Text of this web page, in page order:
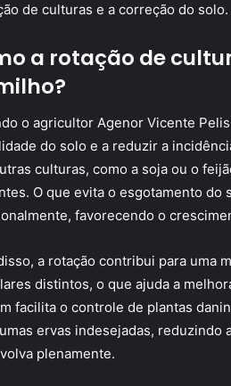
de culturas e a correção do solo.
a rotação de
o agricultor Agenor Vicente
do solo e a reduzir a
culturas, como a soja ou o
O que evita o esgotamento
favorecendo o
a rotação contribui para uma
distintos, o que ajuda a
facilita o controle de plantas
ervas indesejadas,
plenamente.